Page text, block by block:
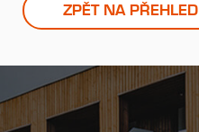
ZPĚT NA PŘEHLED